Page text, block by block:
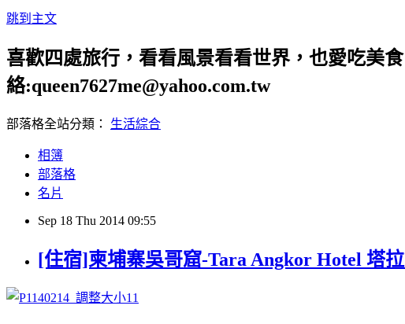
跳到主文
喜歡四處旅行，看看風景看看世界，也愛吃美
絡:queen7627me@yahoo.com.tw
部落格全站分類： 生活綜合
相簿
部落格
名片
Sep 18 Thu 2014 09:55
[住宿]柬埔寨吳哥窟-Tara Angkor Hotel 塔